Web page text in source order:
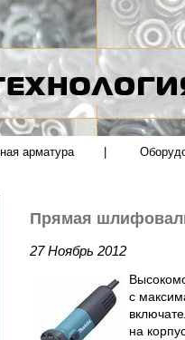
арматура
Прямая
27 Ноябрь 2012
с
на